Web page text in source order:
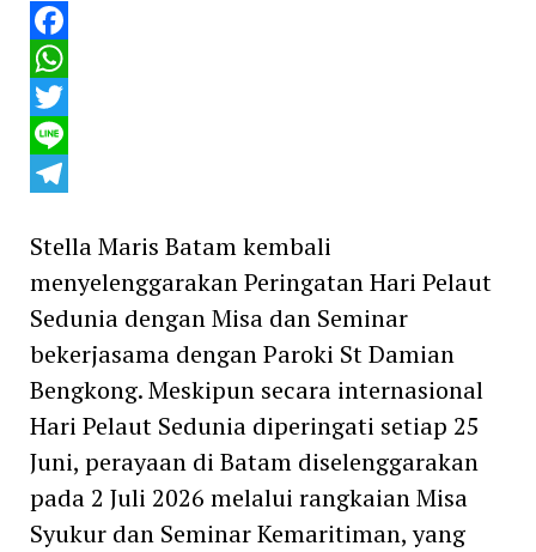
Facebook
WhatsApp
Twitter
Line
Stella Maris Batam kembali
menyelenggarakan Peringatan Hari Pelaut
Sedunia dengan Misa dan Seminar
bekerjasama dengan Paroki St Damian
Bengkong. Meskipun secara internasional
Hari Pelaut Sedunia diperingati setiap 25
Juni, perayaan di Batam diselenggarakan
pada 2 Juli 2026 melalui rangkaian Misa
Syukur dan Seminar Kemaritiman, yang